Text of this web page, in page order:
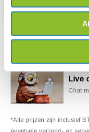
€ 27,46
Live
Chat
*Alle prijzen zijn inclusief